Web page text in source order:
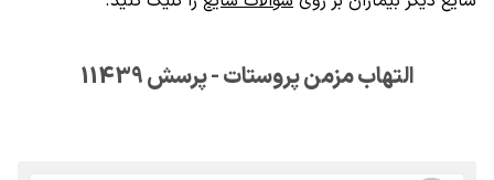
التهاب مزمن پروستات - پرسش 11439